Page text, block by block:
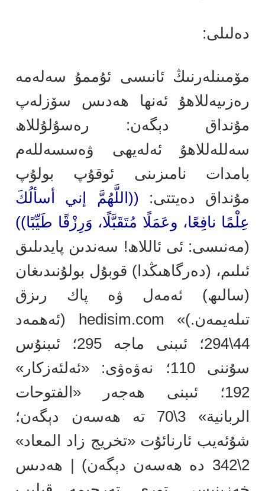
دەلىلى:
مۆمىنلەرنىڭ ئانىسى ئۇممۇ سەلەمە
رەزىيەللاھۇ ئەنھا ھەدىس سۆزلەپ
مۇنداق دېگەن: رەسۇلۇللاھ
سەللەللاھۇ ئەلەيھى ۋەسسەللەم
بامدات نامىزىنى ئوقۇپ بولۇپ
مۇنداق دەيتتى: ((اللَّهُمَّ إني أسألُكَ
عِلْمًا نافِعًا، وعَمَلًا مُتَقَبَّلًا، وَرِزْقًا طَيِّبًا))
(مەنىسى: ئى ئاللاھ! سەندىن پايدىلىق
ئىلىم، (دەرگاھىڭدا) قوبۇل بولۇنىدىغان
(سالىھ) ئەمەل ۋە پاك رىزق
تىلەيمەن.)» hedisim.com
(ئەھمەد
44\294؛ ئىبنى ماجە 295؛ ئىبنۇس
سۇننى 110؛ نەۋەۋى: «ئەلئەزكار»
192؛ ئىبنى ھەجەر «الفتوحات
الربانية» 3\70 تە ھەسەن دېگەن؛
شۇئەيب ئارنائۇت «تخريج زاد المعاد»
2\342 دە ھەسەن دېگەن) | ھەدىس